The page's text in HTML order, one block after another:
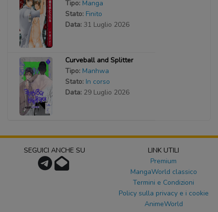
Tipo: Manga
Stato: Finito
Data: 31 Luglio 2026
Curveball and Splitter
Tipo: Manhwa
Stato: In corso
Data: 29 Luglio 2026
SEGUICI ANCHE SU
LINK UTILI
Premium
MangaWorld classico
Termini e Condizioni
Policy sulla privacy e i cookie
AnimeWorld